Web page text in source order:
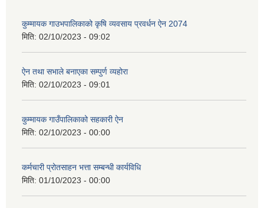
कुम्मायक गाउभपालिकाको कृषि व्यवसाय प्रवर्धन ऐन 2074
मिति: 02/10/2023 - 09:02
ऐन तथा सभाले बनाएका सम्पुर्ण व्यहोरा
मिति: 02/10/2023 - 09:01
कुम्मायक गाउँपालिकाको सहकारी ऐन
मिति: 02/10/2023 - 00:00
कर्मचारी प्रोतसाहन भत्ता सम्बन्धी कार्यविधि
मिति: 01/10/2023 - 00:00